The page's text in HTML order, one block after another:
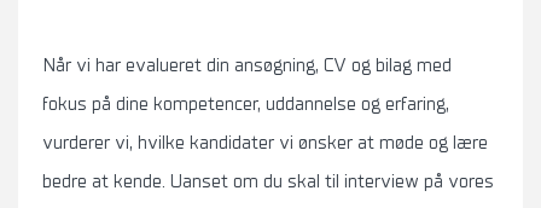
Når vi har evalueret din ansøgning, CV og bilag med
fokus på dine kompetencer, uddannelse og erfaring,
vurderer vi, hvilke kandidater vi ønsker at møde og lære
bedre at kende. Uanset om du skal til interview på vores